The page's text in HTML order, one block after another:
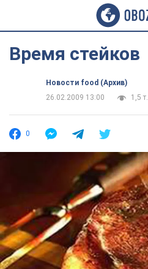
Время стейков
Новости food (Архив)
26.02.2009 13:00
1,5 т.
0